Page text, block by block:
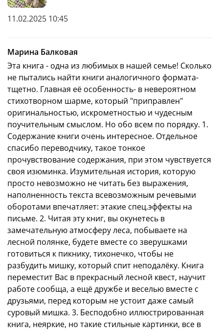
11.02.2025 10:45
Марина Балковая
Эта книга - одна из любимых в нашей семье! Сколько
не пытались найти книги аналогичного формата-
тщетно. Главная её особенность- в невероятном
стихотворном шарме, который "приправлен"
оригинальностью, искрометностью и чудесным
поучительным смыслом. Но обо всем по порядку. 1.
Содержание книги очень интересное. Отдельное
спасибо переводчику, такое тонкое
прочувствование содержания, при этом чувствуется
своя изюминка. Изумительная история, которую
просто невозможно не читать без выражения,
наполненность текста всевозможным речевыми
оборотами впечатляет: этакие спец.эффекты на
письме. 2. Читая эту книг, вы окунетесь в
замечательную атмосферу леса, побываете на
лесной полянке, будете вместе со зверушками
готовиться к пикнику, тихонечко, чтобы не
разбудить мишку, который спит неподалёку. Книга
переместит Вас в прекрасный лесной квест, научит
работе сообща, а ещё дружбе и веселью вместе с
друзьями, перед которым не устоит даже самый
суровый мишка. 3. Бесподобно иллюстрированная
книга, неяркие, но такие стильные картинки, все в